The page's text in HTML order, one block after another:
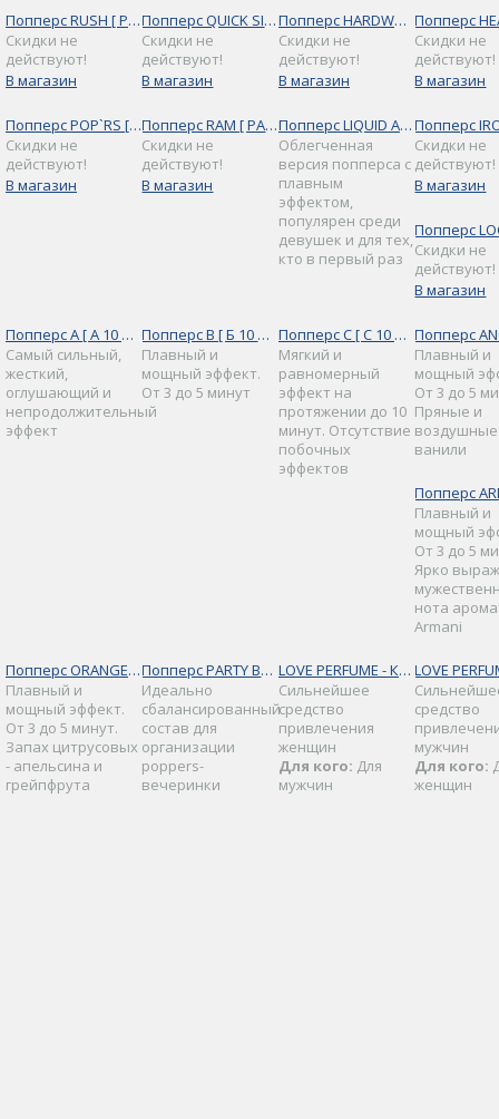
Попперс RUSH [ РАШ 9 МЛ ]
Скидки не
действуют!
В магазин
Попперс QUICK SILVER [ КВИК СИЛВЕР 9 МЛ ]
Скидки не
действуют!
В магазин
Попперс HARDWARE [ ХАРДВЭЙР 9 МЛ ]
Скидки не
действуют!
В магазин
Скидки не
действуют!
В магазин
Попперс POP`RS [ ПОПРС 9 МЛ ]
Скидки не
действуют!
В магазин
Попперс RAM [ РАМ 9 МЛ ]
Скидки не
действуют!
В магазин
Попперс LIQUID AROMA [ ЛИКВИД АРОМА 9 МЛ ]
Облегченная
версия попперса с
плавным
эффектом,
популярен среди
девушек и для тех,
кто в первый раз
Скидки не
действуют!
В магазин
Скидки не
действуют!
В магазин
Попперс A [ А 10 МЛ ]
Самый сильный,
жесткий,
оглушающий и
непродолжительный
эффект
Попперс B [ Б 10 МЛ ]
Плавный и
мощный эффект.
От 3 до 5 минут
Попперс C [ С 10 МЛ ]
Мягкий и
равномерный
эффект на
протяжении до 10
минут. Отсутствие
побочных
эффектов
Плавный и
мощный
От 3 до 5
Пряные и
ванили
Плавный и
мощный
От 3 до 5
Ярко
нота
Armani
Попперс ORANGE [ ОРАНЖ 15 МЛ ]
Плавный и
мощный эффект.
От 3 до 5 минут.
Запах цитрусовых
- апельсина и
грейпфрута
Попперс PARTY BOX [ ПАТИ БОКС ]
Идеально
сбалансированный
состав для
организации
poppers-
вечеринки
LOVE PERFUME - Концентрат мужских феромонов
Сильнейшее
средство
привлечения
женщин
Для кого: Для
мужчин
средство
мужчин
Для кого:
женщин